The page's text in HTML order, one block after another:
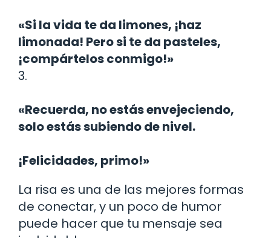
«Si la vida te da limones, ¡haz
limonada! Pero si te da pasteles,
¡compártelos conmigo!»
3.
«Recuerda, no estás envejeciendo,
solo estás subiendo de nivel.
¡Felicidades, primo!»
La risa es una de las mejores formas
de conectar, y un poco de humor
puede hacer que tu mensaje sea